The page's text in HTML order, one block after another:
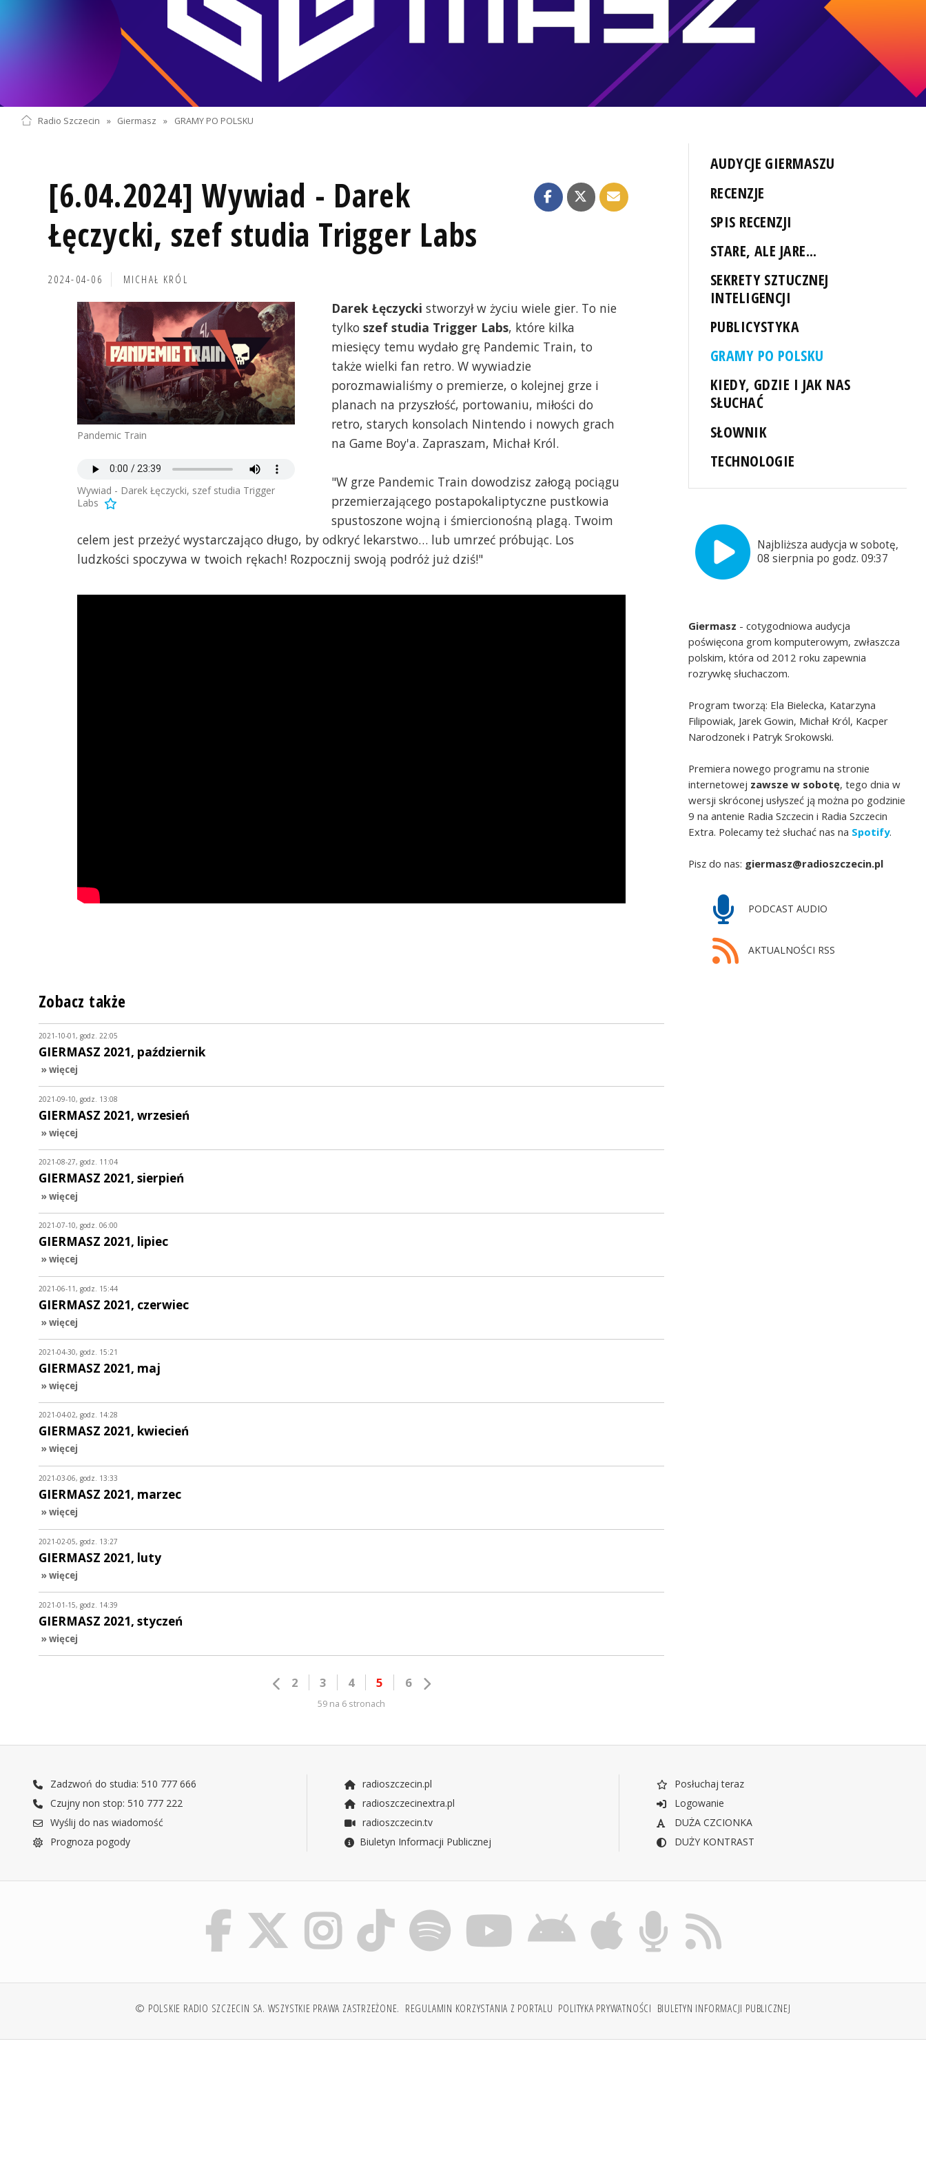
Radio Szczecin » Giermasz » GRAMY PO POLSKU
[6.04.2024] Wywiad - Darek
Łęczycki, szef studia Trigger Labs
2024-04-06 MICHAŁ KRÓL
Pandemic Train
Wywiad - Darek Łęczycki, szef studia Trigger
Labs
Darek Łęczycki stworzył w życiu wiele gier. To nie
tylko szef studia Trigger Labs, które kilka
miesięcy temu wydało grę Pandemic Train, to
także wielki fan retro. W wywiadzie
porozmawialiśmy o premierze, o kolejnej grze i
planach na przyszłość, portowaniu, miłości do
retro, starych konsolach Nintendo i nowych grach
na Game Boy'a. Zapraszam, Michał Król.
"W grze Pandemic Train dowodzisz załogą pociągu
przemierzającego postapokaliptyczne pustkowia
spustoszone wojną i śmiercionośną plagą. Twoim
celem jest przeżyć wystarczająco długo, by odkryć lekarstwo… lub umrzeć próbując. Los
ludzkości spoczywa w twoich rękach! Rozpocznij swoją podróż już dziś!"
AUDYCJE GIERMASZU
RECENZJE
SPIS RECENZJI
STARE, ALE JARE...
SEKRETY SZTUCZNEJ
INTELIGENCJI
PUBLICYSTYKA
GRAMY PO POLSKU
KIEDY, GDZIE I JAK NAS
SŁUCHAĆ
SŁOWNIK
TECHNOLOGIE
Najbliższa audycja w sobotę,
08 sierpnia po godz. 09:37
Giermasz - cotygodniowa audycja
poświęcona grom komputerowym, zwłaszcza
polskim, która od 2012 roku zapewnia
rozrywkę słuchaczom.
Program tworzą: Ela Bielecka, Katarzyna
Filipowiak, Jarek Gowin, Michał Król, Kacper
Narodzonek i Patryk Srokowski.
Premiera nowego programu na stronie
internetowej zawsze w sobotę, tego dnia w
wersji skróconej usłyszeć ją można po godzinie
9 na antenie Radia Szczecin i Radia Szczecin
Extra. Polecamy też słuchać nas na Spotify.
Pisz do nas: giermasz@radioszczecin.pl
PODCAST AUDIO
AKTUALNOŚCI RSS
Zobacz także
2021-10-01, godz. 22:05
GIERMASZ 2021, październik
» więcej
2021-09-10, godz. 13:08
GIERMASZ 2021, wrzesień
» więcej
2021-08-27, godz. 11:04
GIERMASZ 2021, sierpień
» więcej
2021-07-10, godz. 06:00
GIERMASZ 2021, lipiec
» więcej
2021-06-11, godz. 15:44
GIERMASZ 2021, czerwiec
» więcej
2021-04-30, godz. 15:21
GIERMASZ 2021, maj
» więcej
2021-04-02, godz. 14:28
GIERMASZ 2021, kwiecień
» więcej
2021-03-06, godz. 13:33
GIERMASZ 2021, marzec
» więcej
2021-02-05, godz. 13:27
GIERMASZ 2021, luty
» więcej
2021-01-15, godz. 14:39
GIERMASZ 2021, styczeń
» więcej
2 3 4 5 6
59 na 6 stronach
Zadzwoń do studia: 510 777 666
Czujny non stop: 510 777 222
Wyślij do nas wiadomość
Prognoza pogody
radioszczecin.pl
radioszczecinextra.pl
radioszczecin.tv
Biuletyn Informacji Publicznej
Posłuchaj teraz
Logowanie
DUŻA CZCIONKA
DUŻY KONTRAST
© POLSKIE RADIO SZCZECIN SA. WSZYSTKIE PRAWA ZASTRZEŻONE. REGULAMIN KORZYSTANIA Z PORTALU POLITYKA PRYWATNOŚCI BIULETYN INFORMACJI PUBLICZNEJ